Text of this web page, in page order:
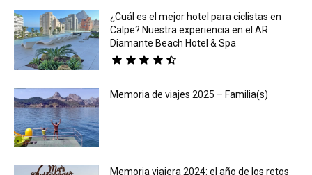
¿Cuál es el mejor hotel para ciclistas en
Calpe? Nuestra experiencia en el AR
Diamante Beach Hotel & Spa
Memoria de viajes 2025 – Familia(s)
Memoria viajera 2024: el año de los retos